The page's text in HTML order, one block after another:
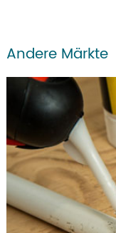
Andere Märkte